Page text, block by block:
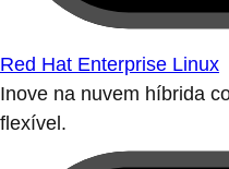
Red Hat Enterprise Linux
Inove na nuvem híbrida
flexível.